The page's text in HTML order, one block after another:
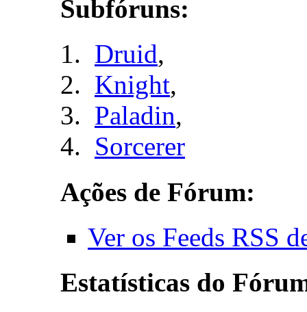
Subfóruns:
Druid,
Knight,
Paladin,
Sorcerer
Ações de Fórum:
Ver os Feeds RSS
Estatísticas do